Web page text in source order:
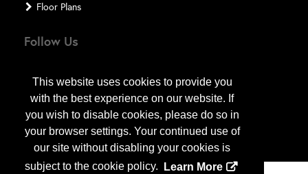
This website uses cookies to provide you
with the best experience on our website. If
you wish to disable cookies, please do so in
your browser settings. Your continued use of
our site without disabling your cookies is
subject to the cookie policy.
Learn More
Floor Plans
Follow Us